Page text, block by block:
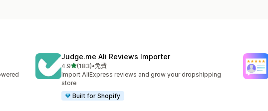
Judge.me Ali Reviews Importer
4.9滿分 5 顆星
(183)
共有 183 則評價
•免費
Import AliExpress reviews and grow your dropshipping
store
Built for Shopify